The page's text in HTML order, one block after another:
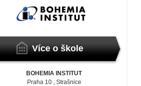
Více o škole
BOHEMIA INSTITUT
Praha 10 , Strašnice